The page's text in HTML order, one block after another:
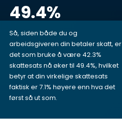
49.4%
Så, siden både du og
arbeidsgiveren din betaler skatt, er
det som bruke å være 42.3%
skattesats nå øker til 49.4%, hvilket
betyr at din virkelige skattesats
faktisk er 7.1% høyere enn hva det
først så ut som.